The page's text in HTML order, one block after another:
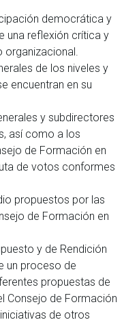
democrática y
una reflexión crítica y
organizacional.
de los niveles y
encuentran en su
y subdirectores
así como a los
de Formación en
de votos conformes
propuestos por las
de Formación en
y de Rendición
un proceso de
propuestas de
Consejo de Formación
de otros